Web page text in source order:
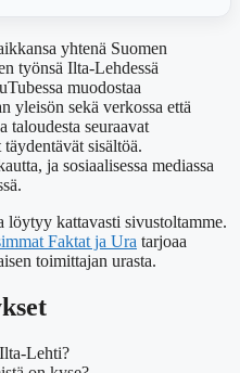
yhtenä Suomen
työnsä Ilta-Lehdessä
muodostaa
yleisön sekä verkossa että
taloudesta seuraavat
sisältöä.
ja sosiaalisessa mediassa
löytyy kattavasti sivustoltamme.
Faktat ja Ura tarjoaa
toimittajan urasta.
Lehti?